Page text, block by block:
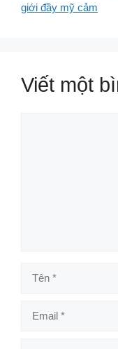
giới đầy mỹ cảm
Viết một